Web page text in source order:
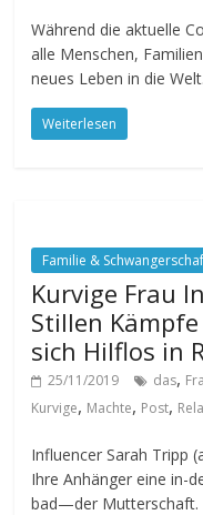
Während die aktuelle
alle Menschen,
neues Leben in die Welt.
Weiterlesen
Familie &
Kurvige Frau
Stillen
sich Hilflos in
25/11/2019 das,
Kurvige, Machte, Post,
Influencer Sarah Tripp
Ihre Anhänger eine in-
bad—der Mutterschaft.